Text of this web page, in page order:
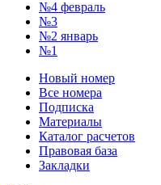
№4 февраль
№3
№2 январь
№1
Новый номер
Все номера
Подписка
Материалы
Каталог расчетов
Правовая база
Закладки